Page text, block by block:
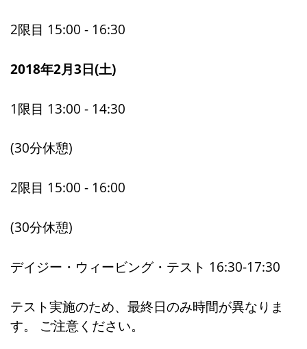
2限目 15:00 - 16:30
2018年2月3日(土)
1限目 13:00 - 14:30
(30分休憩)
2限目 15:00 - 16:00
(30分休憩)
デイジー・ウィービング・テスト 16:30-17:30
テスト実施のため、最終日のみ時間が異なりま
す。 ご注意ください。